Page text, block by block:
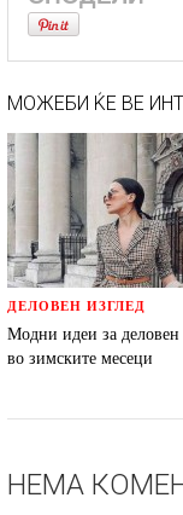
МОЖЕБИ ЌЕ ВЕ
ДЕЛОВЕН ИЗГЛЕД
Модни идеи за деловен
во зимските месеци
НЕМА